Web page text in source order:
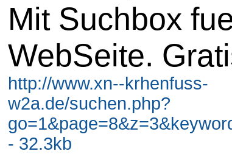
Mit Suchbox
WebSeite.
http://www.xn--krhenfuss-
w2a.de/suchen.php?
- 32.3kb